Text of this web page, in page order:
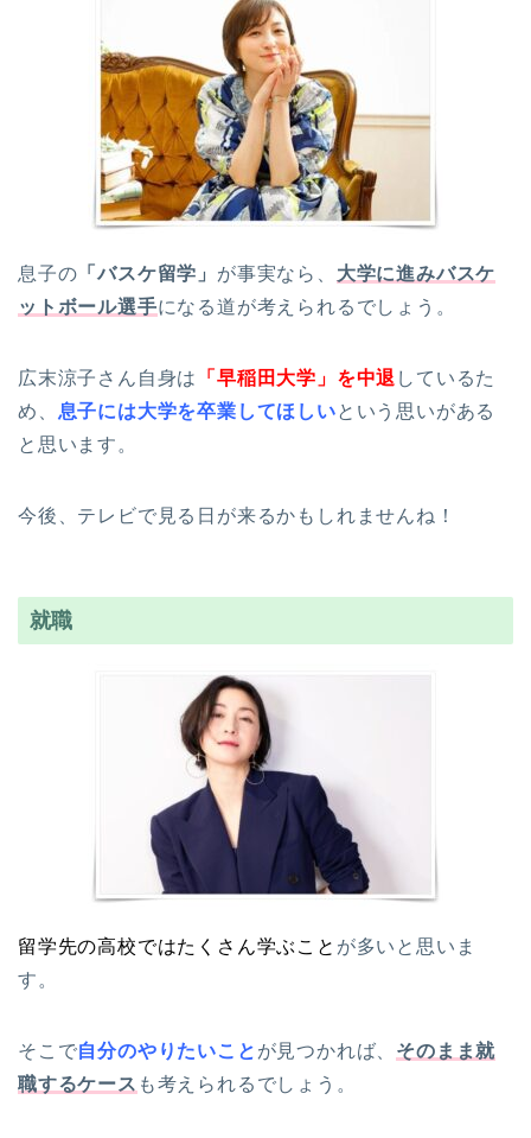
息子の 「バスケ留学」 が事実なら、 大学に進みバスケ
ットボール選手になる道が考えられるでしょう。
広末涼子さん自身は 「早稲田大学」を中退 しているた
め、 息子には大学を卒業してほしいという思いがある
と思います。
今後、テレビで見る日が来るかもしれませんね！
就職
留学先の高校ではたくさん学ぶこと が多いと思いま
す。
そこで自分のやりたいこと が見つかれば、 そのまま就
職するケース も考えられるでしょう。